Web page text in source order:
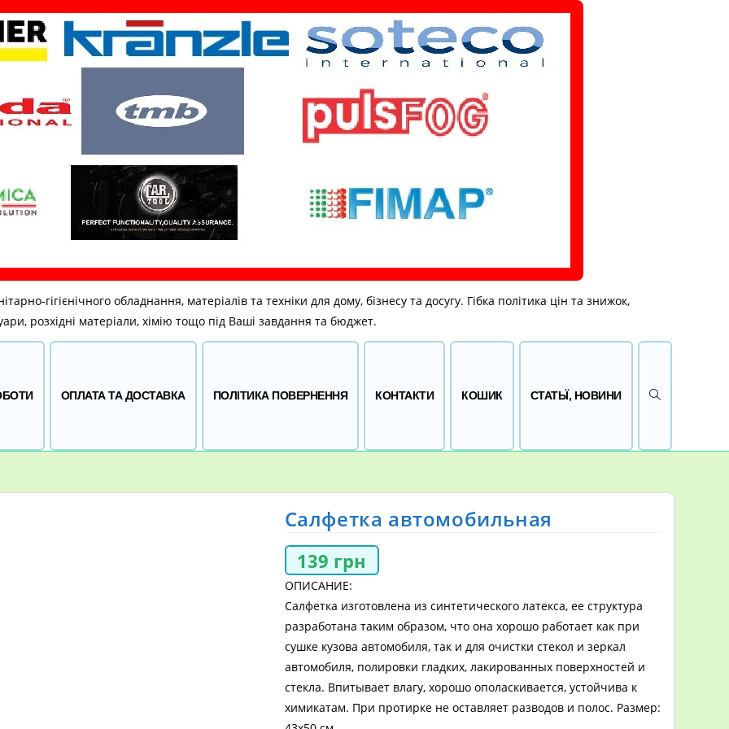
гігієнічного обладнання, матеріалів та техніки для дому, бізнесу та досугу. Гібка політика цін та знижок,
розхідні матеріали, хімію тощо під Ваші завдання та бюджет.
ОПЛАТА ТА ДОСТАВКА ПОЛІТИКА ПОВЕРНЕННЯ КОНТАКТИ КОШИК СТАТЬЇ, НОВИНИ ПЕРЕМКНУТИ
Салфетка автомобильная
139 грн
ОПИСАНИЕ:
Салфетка изготовлена из синтетического латекса, ее структура
разработана таким образом, что она хорошо работает как при
сушке кузова автомобиля, так и для очистки стекол и зеркал
автомобиля, полировки гладких, лакированных поверхностей и
стекла. Впитывает влагу, хорошо ополаскивается, устойчива к
химикатам. При протирке не оставляет разводов и полос. Размер: